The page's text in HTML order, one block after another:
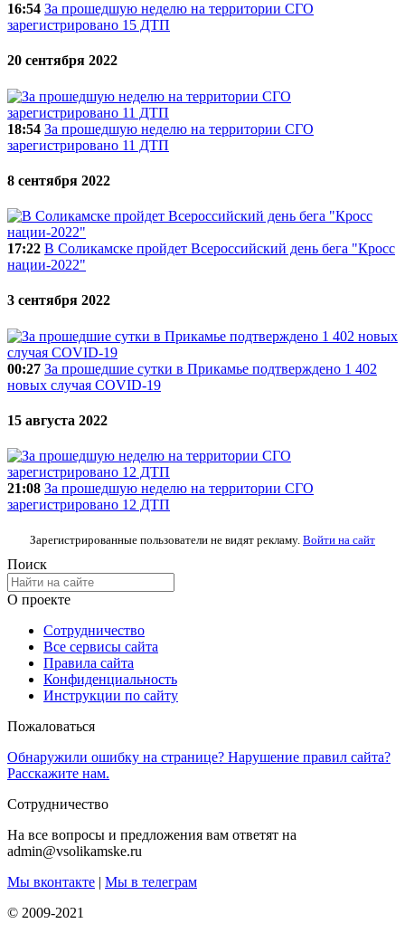
16:54 За прошедшую неделю на территории СГО
зарегистрировано 15 ДТП
20 сентября 2022
18:54 За прошедшую неделю на территории СГО
зарегистрировано 11 ДТП
8 сентября 2022
17:22 В Соликамске пройдет Всероссийский день бега "Кросс
нации-2022"
3 сентября 2022
00:27 За прошедшие сутки в Прикамье подтверждено 1 402
новых случая COVID-19
15 августа 2022
21:08 За прошедшую неделю на территории СГО
зарегистрировано 12 ДТП
Зарегистрированные пользователи не видят рекламу. Войти на сайт
Поиск
О проекте
Сотрудничество
Все сервисы сайта
Правила сайта
Конфиденциальность
Инструкции по сайту
Пожаловаться
Обнаружили ошибку на странице? Нарушение правил сайта?
Расскажите нам.
Сотрудничество
На все вопросы и предложения вам ответят на
admin@vsolikamske.ru
Мы вконтакте | Мы в телеграм
© 2009-2021